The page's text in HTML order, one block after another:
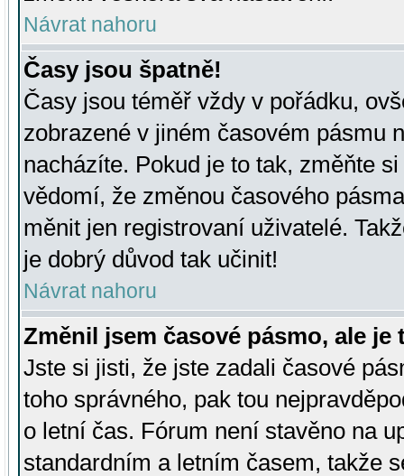
Návrat nahoru
Časy jsou špatně!
Časy jsou téměř vždy v pořádku,
zobrazené v jiném časovém pásmu
nacházíte. Pokud je to tak, změňte
vědomí, že změnou časového
měnit jen registrovaní uživatelé.
je dobrý důvod tak učinit!
Návrat nahoru
Změnil jsem časové pásmo, ale je
Jste si jisti, že jste zadali časové
toho správného, pak tou
o letní čas. Fórum není stavěno na
standardním a letním časem, takže